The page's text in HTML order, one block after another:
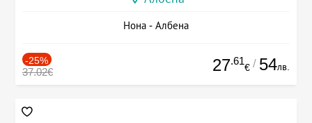
Нона - Албена
-25%
37.02€ 27.61
€ / 54лв.